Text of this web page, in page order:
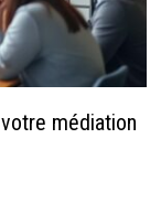
médiation